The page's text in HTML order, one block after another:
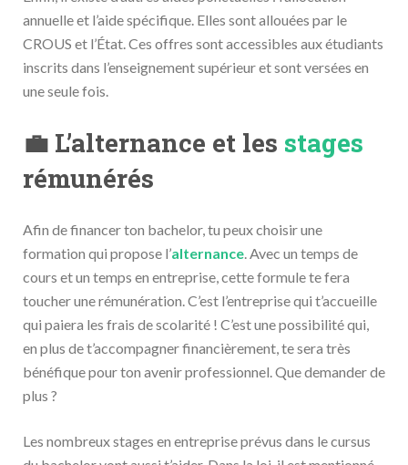
annuelle et l’aide spécifique. Elles sont allouées par le
CROUS et l’État. Ces offres sont accessibles aux étudiants
inscrits dans l’enseignement supérieur et sont versées en
une seule fois.
💼 L’alternance et les stages
rémunérés
Afin de financer ton bachelor, tu peux choisir une
formation qui propose l’alternance. Avec un temps de
cours et un temps en entreprise, cette formule te fera
toucher une rémunération. C’est l’entreprise qui t’accueille
qui paiera les frais de scolarité ! C’est une possibilité qui,
en plus de t’accompagner financièrement, te sera très
bénéfique pour ton avenir professionnel. Que demander de
plus ?
Les nombreux stages en entreprise prévus dans le cursus